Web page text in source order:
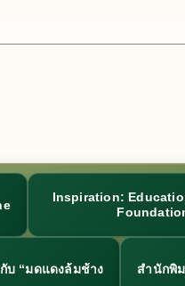
Inspiration:
กับ “มดแดงล้มช้าง สำนักพิ